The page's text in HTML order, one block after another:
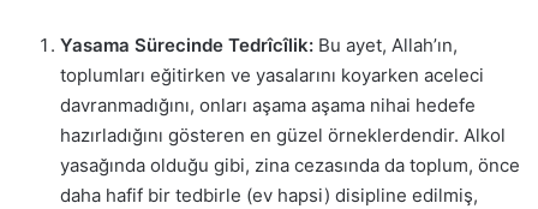
Yasama Sürecinde Tedrîcîlik: Bu ayet, Allah’ın,
toplumları eğitirken ve yasalarını koyarken aceleci
davranmadığını, onları aşama aşama nihai hedefe
hazırladığını gösteren en güzel örneklerdendir. Alkol
yasağında olduğu gibi, zina cezasında da toplum, önce
daha hafif bir tedbirle (ev hapsi) disipline edilmiş,